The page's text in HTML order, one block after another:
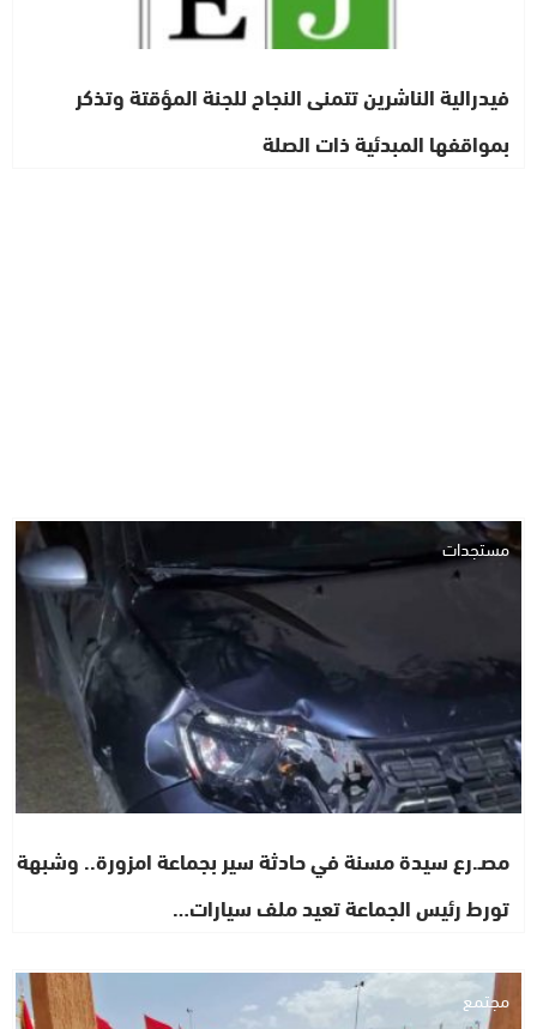
فيدرالية الناشرين تتمنى النجاح للجنة المؤقتة وتذكر
بمواقفها المبدئية ذات الصلة
مستجدات
مصـ.رع سيدة مسنة في حادثة سير بجماعة امزورة.. وشبهة
تورط رئيس الجماعة تعيد ملف سيارات…
مجتمع